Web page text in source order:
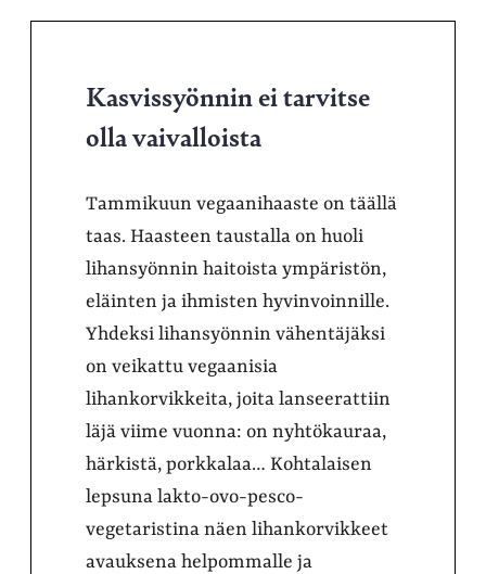
Kasvissyönnin ei tarvitse
olla vaivalloista
Tammikuun vegaanihaaste on täällä
taas. Haasteen taustalla on huoli
lihansyönnin haitoista ympäristön,
eläinten ja ihmisten hyvinvoinnille.
Yhdeksi lihansyönnin vähentäjäksi
on veikattu vegaanisia
lihankorvikkeita, joita lanseerattiin
läjä viime vuonna: on nyhtökauraa,
härkistä, porkkalaa… Kohtalaisen
lepsuna lakto-ovo-pesco-
vegetaristina näen lihankorvikkeet
avauksena helpommalle ja